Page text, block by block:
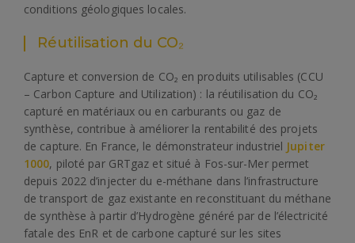
conditions géologiques locales.
Réutilisation du CO₂
Capture et conversion de CO₂ en produits utilisables (CCU
– Carbon Capture and Utilization) : la réutilisation du CO₂
capturé en matériaux ou en carburants ou gaz de
synthèse, contribue à améliorer la rentabilité des projets
de capture. En France, le démonstrateur industriel Jupiter
1000, piloté par GRTgaz et situé à Fos-sur-Mer permet
depuis 2022 d’injecter du e-méthane dans l’infrastructure
de transport de gaz existante en reconstituant du méthane
de synthèse à partir d’Hydrogène généré par de l’électricité
fatale des EnR et de carbone capturé sur les sites